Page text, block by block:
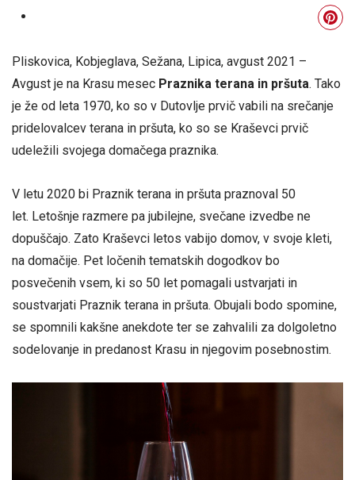
Pliskovica, Kobjeglava, Sežana, Lipica, avgust 2021 –
Avgust je na Krasu mesec Praznika terana in pršuta. Tako
je že od leta 1970, ko so v Dutovlje prvič vabili na srečanje
pridelovalcev terana in pršuta, ko so se Kraševci prvič
udeležili svojega domačega praznika.
V letu 2020 bi Praznik terana in pršuta praznoval 50
let. Letošnje razmere pa jubilejne, svečane izvedbe ne
dopuščajo. Zato Kraševci letos vabijo domov, v svoje kleti,
na domačije. Pet ločenih tematskih dogodkov bo
posvečenih vsem, ki so 50 let pomagali ustvarjati in
soustvarjati Praznik terana in pršuta. Obujali bodo spomine,
se spomnili kakšne anekdote ter se zahvalili za dolgoletno
sodelovanje in predanost Krasu in njegovim posebnostim.